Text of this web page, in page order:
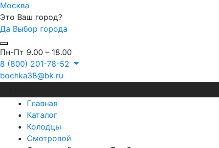
Москва
Это Ваш город?
Да Выбор города
Пн-Пт 9.00 – 18.00
8 (800) 201-78-52
bochka38@bk.ru
Главная
Каталог
Колодцы
Смотровой